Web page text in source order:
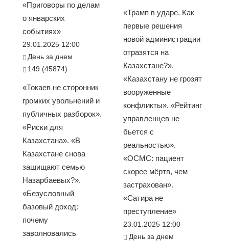
«Приговоры по делам
о январских
событиях»
29.01.2025 12:00
День за днем
149 (45874)
«Токаев не сторонник
громких увольнений и
публичных разборок».
«Риски для
Казахстана». «В
Казахстане снова
защищают семью
Назарбаевых?».
«Безусловный
базовый доход:
почему
заволновались
«Трамп в ударе. Как
первые решения
новой администрации
отразятся на
Казахстане?».
«Казахстану не грозят
вооруженные
конфликты». «Рейтинг
управленцев не
бьется с
реальностью».
«ОСМС: пациент
скорее мёртв, чем
застрахован».
«Сатира не
преступление»
23.01.2025 12:00
День за днем